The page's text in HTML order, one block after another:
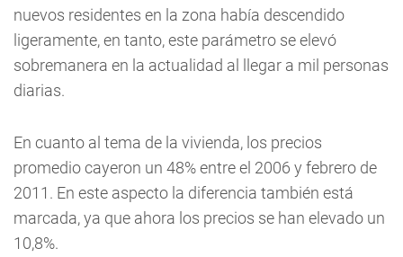
nuevos residentes en la zona había descendido
ligeramente, en tanto, este parámetro se elevó
sobremanera en la actualidad al llegar a mil personas
diarias.
En cuanto al tema de la vivienda, los precios
promedio cayeron un 48% entre el 2006 y febrero de
2011. En este aspecto la diferencia también está
marcada, ya que ahora los precios se han elevado un
10,8%.